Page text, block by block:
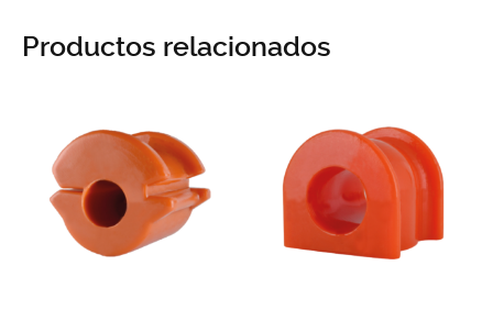
Productos relacionados